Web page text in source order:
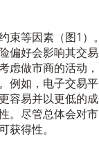
等因素（图1）。
偏好会影响其交易
虑做市商的活动，
例如，电子交易平
容易并以更低的成
。尽管总体会对市
得性。